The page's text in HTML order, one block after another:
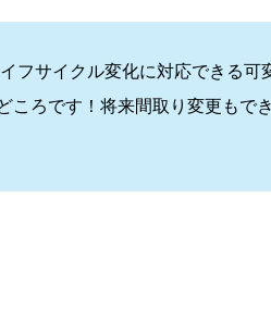
フサイクル変化に対応できる
ころです！将来間取り変更も